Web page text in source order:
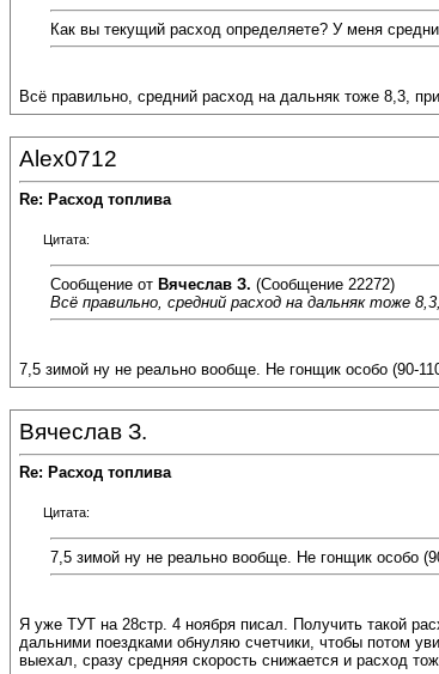
Как вы текущий расход определяете? У меня
Всё правильно, средний расход на дальняк тоже 8,3,
Alex0712
Re: Расход топлива
Цитата:
Сообщение от Вячеслав З. (Сообщение 22272)
Всё правильно, средний расход на дальняк тоже
7,5 зимой ну не реально вообще. Не гонщик особо (90-
Вячеслав З.
Re: Расход топлива
Цитата:
7,5 зимой ну не реально вообще. Не гонщик особо
Я уже ТУТ на 28стр. 4 ноября писал. Получить такой
дальними поездками обнуляю счетчики, чтобы потом
выехал, сразу средняя скорость снижается и расход